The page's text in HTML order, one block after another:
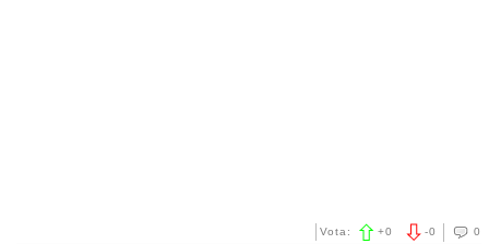
0
-0
Vota: +0